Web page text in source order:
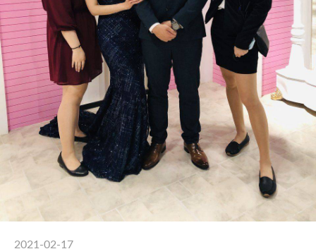
2021-02-17